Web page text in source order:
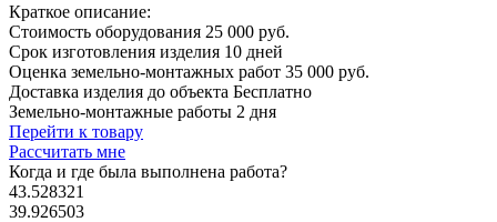
Краткое описание:
Стоимость оборудования 25 000 руб.
Срок изготовления изделия 10 дней
Оценка земельно-монтажных работ 35 000 руб.
Доставка изделия до объекта Бесплатно
Земельно-монтажные работы 2 дня
Перейти к товару
Рассчитать мне
Когда и где была выполнена работа?
43.528321
39.926503